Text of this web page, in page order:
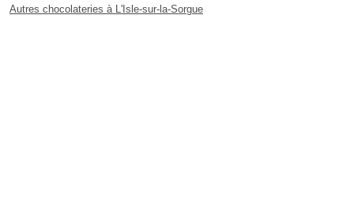
Autres chocolateries à L'Isle-sur-la-Sorgue